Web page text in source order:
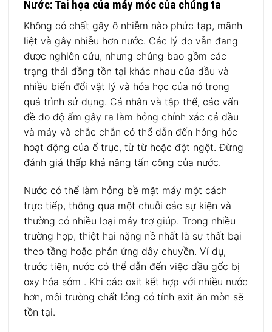
Nước: Tai họa của máy móc của chúng ta
Không có chất gây ô nhiễm nào phức tạp, mãnh
liệt và gây nhiễu hơn nước. Các lý do vẫn đang
được nghiên cứu, nhưng chúng bao gồm các
trạng thái đồng tồn tại khác nhau của dầu và
nhiều biến đổi vật lý và hóa học của nó trong
quá trình sử dụng. Cá nhân và tập thể, các vấn
đề do độ ẩm gây ra làm hỏng chính xác cả dầu
và máy và chắc chắn có thể dẫn đến hỏng hóc
hoạt động của ổ trục, từ từ hoặc đột ngột. Đừng
đánh giá thấp khả năng tấn công của nước.
Nước có thể làm hỏng bề mặt máy một cách
trực tiếp, thông qua một chuỗi các sự kiện và
thường có nhiều loại máy trợ giúp. Trong nhiều
trường hợp, thiệt hại nặng nề nhất là sự thất bại
theo tầng hoặc phản ứng dây chuyền. Ví dụ,
trước tiên, nước có thể dẫn đến việc dầu gốc bị
oxy hóa sớm . Khi các oxit kết hợp với nhiều nước
hơn, môi trường chất lỏng có tính axit ăn mòn sẽ
tồn tại.